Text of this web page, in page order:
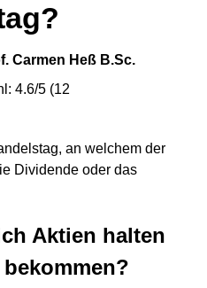
Carmen Heß B.Sc.
4.6/5 (12
an welchem der
Dividende oder das
Aktien halten